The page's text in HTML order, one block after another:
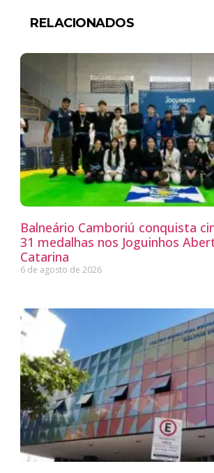
RELACIONADOS
Balneário Camboriú conquista
31 medalhas nos Joguinhos
Catarina
6 de agosto de 2026